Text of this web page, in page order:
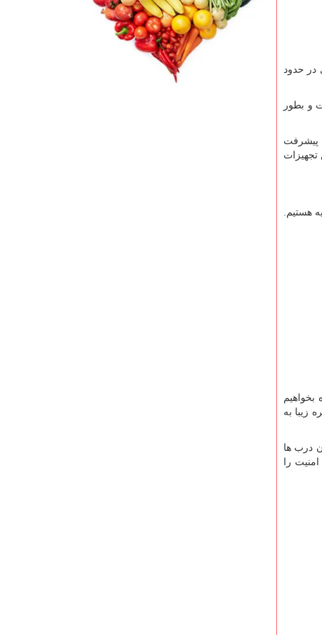
در حدود
و بطور
پیشرفت
تجهیزات
هستیم.
زیبا به
درب ها
۳ گل میباشد که میتوان مدعی شد که این حفاظ تا ۹۰ درصد امنیت را